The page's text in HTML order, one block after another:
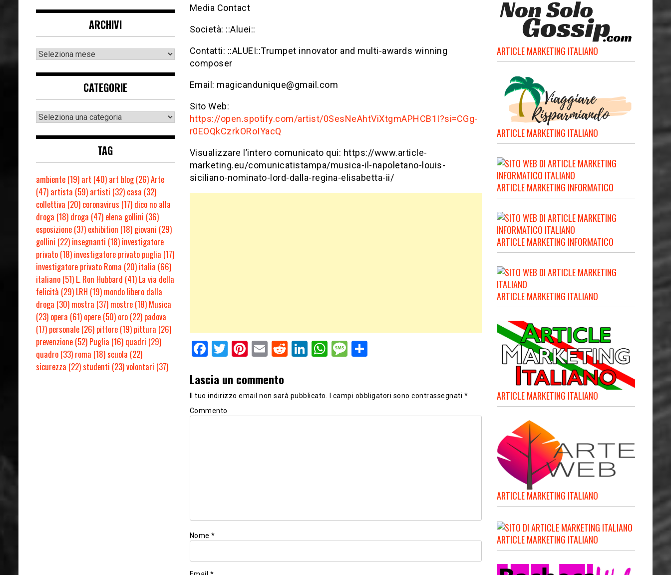
Media Contact
Società: ::Aluei::
Contatti: ::ALUEI::Trumpet innovator and multi-awards winning
composer
Email: magicandunique@gmail.com
Sito Web:
https://open.spotify.com/artist/0SesNeAhtViXtgmAPHCB1I?si=CGg-
r0EOQkCzrkORoIYacQ
Visualizzare l’intero comunicato qui: https://www.article-
marketing.eu/comunicatistampa/musica-il-napoletano-louis-
siciliano-nominato-lord-dalla-regina-elisabetta-ii/
Facebook
Twitter
Pinterest
EmailRedditLinkedIn
WhatsApp
Message
Share
Lascia un commento
Il tuo indirizzo email non sarà pubblicato. I campi obbligatori sono contrassegnati *
Commento
Nome *
ARCHIVI
CATEGORIE
TAG
ambiente (19) art (40) art blog(26)Arte
(47) artista (59) artisti (32) casa (32)
collettiva (20) coronavirus (17) dico no alla
droga (18) droga (47) elena gollini (36)
esposizione (37) exhibition (18) giovani (29)
gollini (22) insegnanti (18) investigatore
privato (18) investigatore privato puglia (17)
investigatore privato Roma (20) italia (66)
italiano (51) L. Ron Hubbard (41) La via della
felicità (29) LRH (19) mondo libero dalla
droga (30) mostra (37) mostre (18) Musica
(23) opera (61) opere (50) oro (22) padova
(17) personale (26) pittore (19) pittura (26)
prevenzione (52) Puglia (16) quadri (29)
quadro (33) roma (18)scuola (22)
sicurezza (22)studenti (23)volontari (37)
ARTICLE MARKETING ITALIANO
ARTICLE MARKETING ITALIANO
ARTICLE MARKETING INFORMATICO
ARTICLE MARKETING INFORMATICO
ARTICLE MARKETING ITALIANO
ARTICLE MARKETING ITALIANO
ARTICLE MARKETING ITALIANO
ARTICLE MARKETING ITALIANO